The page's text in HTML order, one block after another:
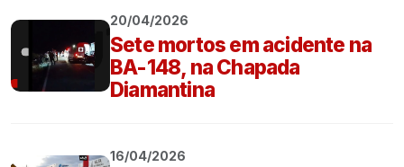
20/04/2026
Sete mortos em acidente na
BA-148, na Chapada
Diamantina
16/04/2026